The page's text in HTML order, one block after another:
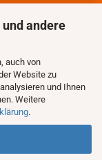
andere
auch von
Website zu
und Ihnen
Weitere
.